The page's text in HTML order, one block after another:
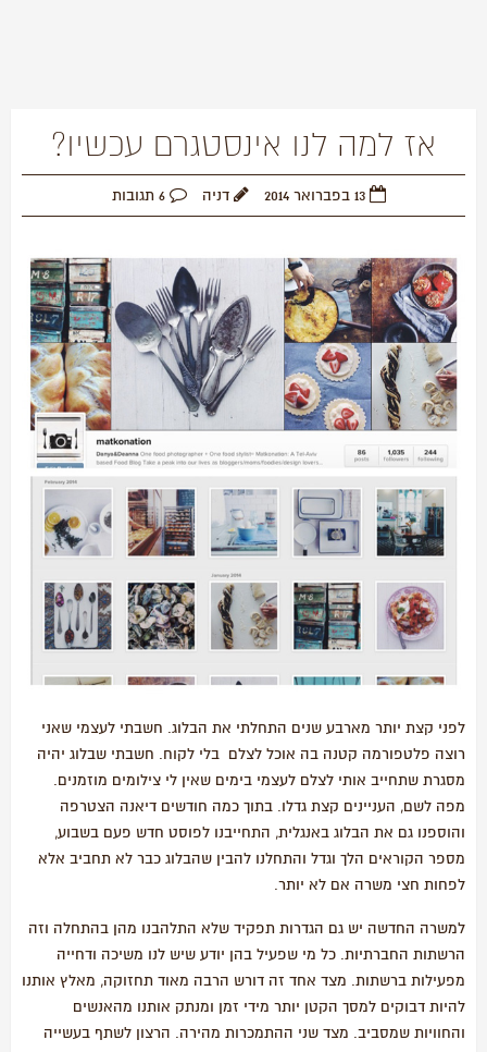
אז למה לנו אינסטגרם עכשיו?
דניה
לפני קצת יותר מארבע שנים התחלתי את הבלוג. חשבתי לעצמי שאני
רוצה פלטפורמה קטנה בה אוכל לצלם בלי לקוח. חשבתי שבלוג יהיה
מסגרת שתחייב אותי לצלם לעצמי בימים שאין לי צילומים מוזמנים.
מפה לשם, העניינים קצת גדלו. בתוך כמה חודשים דיאנה הצטרפה
והוספנו גם את הבלוג באנגלית, התחייבנו לפוסט חדש פעם בשבוע,
מספר הקוראים הלך וגדל והתחלנו להבין שהבלוג כבר לא תחביב אלא
לפחות חצי משרה אם לא יותר.
למשרה החדשה יש גם הגדרות תפקיד שלא התלהבנו מהן בהתחלה וזה
הרשתות החברתיות. כל מי שפעיל בהן יודע שיש לנו משיכה ודחייה
מפעילות ברשתות. מצד אחד זה דורש הרבה מאוד תחזוקה, מאלץ אותנו
להיות דבוקים למסך הקטן יותר מידי זמן ומנתק אותנו מהאנשים
והחוויות שמסביב. מצד שני ההתמכרות מהירה. הרצון לשתף בעשייה